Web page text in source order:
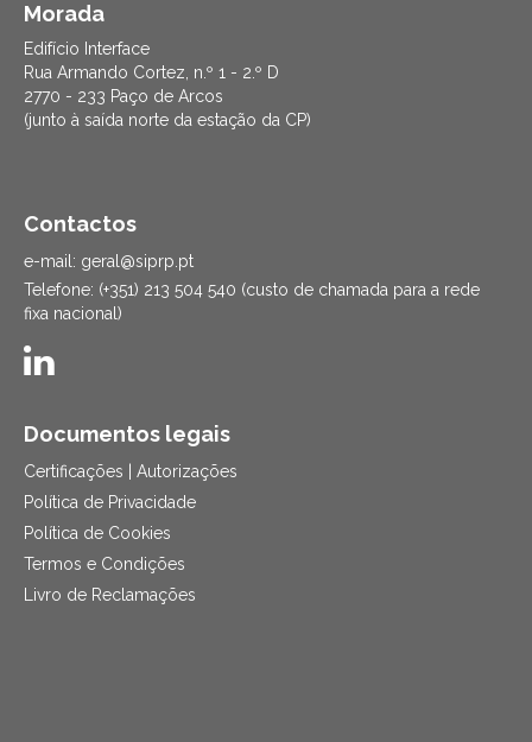
Morada
Edifício Interface
Rua Armando Cortez, n.º 1 - 2.º D
2770 - 233 Paço de Arcos
(junto à saída norte da estação da CP)
Contactos
e-mail: geral@siprp.pt
Telefone: (+351) 213 504 540 (custo de chamada para a rede
fixa nacional)
Documentos legais
Certificações | Autorizações
Política de Privacidade
Política de Cookies
Termos e Condições
Livro de Reclamações